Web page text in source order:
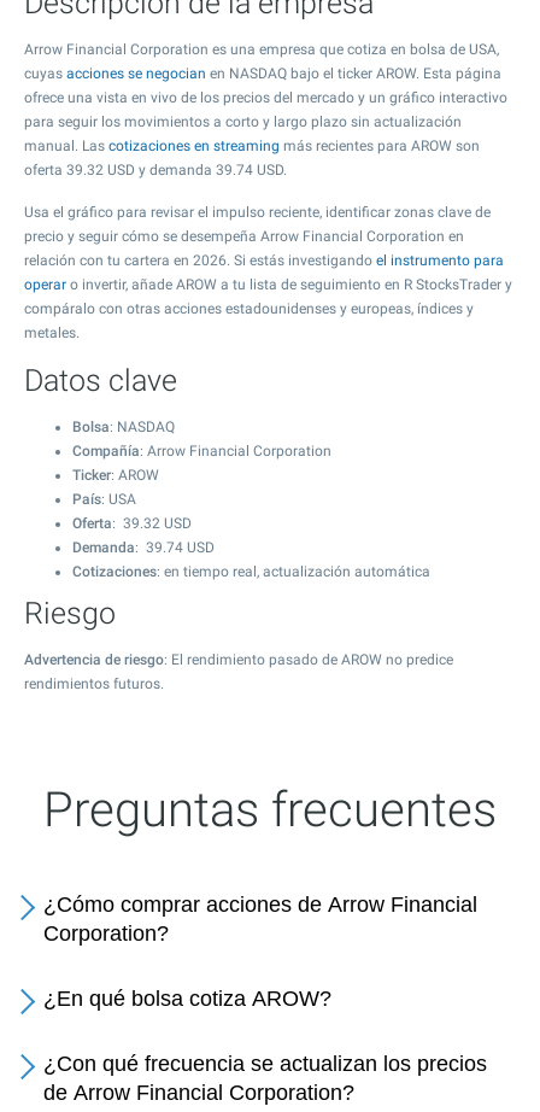
Arrow Financial Corporation es una empresa que cotiza en bolsa de USA,
cuyas acciones se negocian en NASDAQ bajo el ticker AROW. Esta página
ofrece una vista en vivo de los precios del mercado y un gráfico interactivo
para seguir los movimientos a corto y largo plazo sin actualización
manual. Las cotizaciones en streaming más recientes para AROW son
oferta 39.32 USD y demanda 39.74 USD.
Usa el gráfico para revisar el impulso reciente, identificar zonas clave de
precio y seguir cómo se desempeña Arrow Financial Corporation en
relación con tu cartera en 2026. Si estás investigando el instrumento para
operar o invertir, añade AROW a tu lista de seguimiento en R StocksTrader y
compáralo con otras acciones estadounidenses y europeas, índices y
metales.
Datos clave
Bolsa: NASDAQ
Compañía: Arrow Financial Corporation
Ticker: AROW
País: USA
Oferta: 39.32 USD
Demanda: 39.74 USD
Cotizaciones: en tiempo real, actualización automática
Riesgo
Advertencia de riesgo: El rendimiento pasado de AROW no predice
rendimientos futuros.
Preguntas frecuentes
¿Cómo comprar acciones de Arrow Financial
Corporation?
¿En qué bolsa cotiza AROW?
¿Con qué frecuencia se actualizan los precios
de Arrow Financial Corporation?